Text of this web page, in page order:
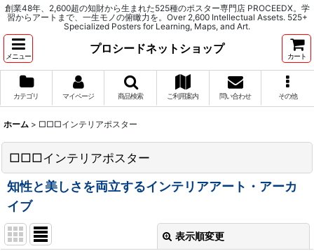
創業48年、2,600超の知財から生まれた525種のポスター専門店 PROCEEDX。学
習からアートまで、一生モノの俯瞰力を。Over 2,600 Intellectual Assets. 525+
Specialized Posters for Learning, Maps, and Art.
メニュー
プロシードネットショップ
カート
カテゴリ マイページ 商品検索 ご利用案内 問い合わせ その他
ホーム > □□□インテリアポスター
□□□インテリアポスター
知性と美しさを両立するインテリアアート・アーカ
イブ
表示順変更